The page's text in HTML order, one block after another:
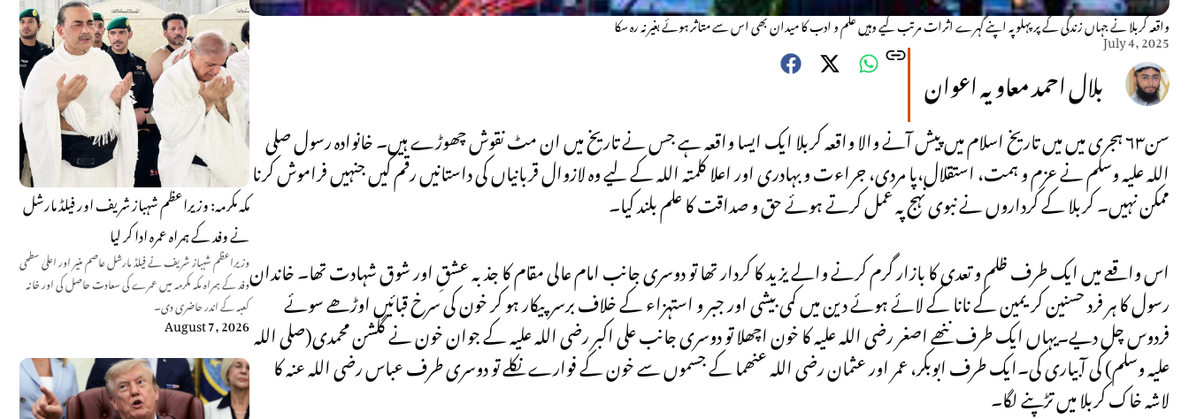
مکہ مکرمہ: وزیراعظم شہباز شریف اور فیلڈ مارشل
نے وفد کے ہمراہ عمرہ ادا کر لیا
وزیراعظم شہباز شریف نے فیلڈ مارشل عاصم منیر اور اعلیٰ سطحی
وفد کے ہمراہ مکہ مکرمہ میں عمرے کی سعادت حاصل کی اور خانہ
کعبہ کے اندر حاضری دی۔
August 7, 2026
واقعہ کربلا نے جہاں زندگی کے پر پہلو پہ اپنے گہرے اثرات مرتب کیے وہیں علم و ادب کا میدان بھی اس سے متاثر ہوئے بغیر نہ رہ سکا
July 4, 2025
بلال احمد معاویہ اعوان
سن٦۳ ہجری میں میں تاریخ اسلام میں پیش آنے والا واقعہ کربلا ایک ایسا واقعہ ہے جس نے تاریخ میں ان مٹ نقوش چھوڑے ہیں۔ خانوادہ رسول صلی
اللہ علیہ وسلم نے عزم و ہمت، استقلال،پا مردی، جراءت و بہادری اور اعلا کلمتہ اللہ کے لیے وہ لازوال قربانیاں کی داستانیں رقم کیں جنہیں فراموش کرنا
ممکن نہیں۔ کربلا کے کرداروں نے نبوی نہج پہ عمل کرتے ہوئے حق و صداقت کا علم بلند کیا۔
اس واقعے میں ایک طرف ظلم و تعدی کا بازار گرم کرنے والے یزید کا کردار تھا تو دوسری جانب امام عالی مقام کا جذبہ عشقِ اور شوق شہادت تھا۔ خاندان
رسول کا ہر فرد حسنین کریمین کے نانا کے لائے ہوئے دین میں کمی بیشی اور جبر و استہزاء کے خلاف برسرپیکار ہو کر خون کی سرخ قبائیں اوڑھے سوئے
فردوس چل دیے۔یہاں ایک طرف ننھے اصغر رضی اللہ علیہ کا خون اچھلا تو دوسری جانب علی اکبر رضی اللہ علیہ کے جوان خون نے گلشن محمدی(صلی اللہ
علیہ وسلم) کی آبیاری کی۔ایک طرف ابوبکر، عمر اور عثمان رضی اللہ عنھما کے جسموں سے خون کے فوارے نکلے تو دوسری طرف عباس رضی اللہ عنہ کا
لاشہ خاک کربلا میں تڑپنے لگا۔